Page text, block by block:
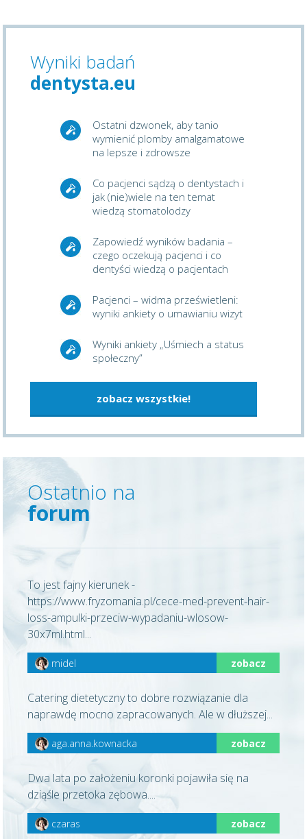
Wyniki badań
dentysta.eu
Ostatni dzwonek, aby tanio
wymienić plomby amalgamatowe
na lepsze i zdrowsze
Co pacjenci sądzą o dentystach i
jak (nie)wiele na ten temat
wiedzą stomatolodzy
Zapowiedź wyników badania –
czego oczekują pacjenci i co
dentyści wiedzą o pacjentach
Pacjenci – widma prześwietleni:
wyniki ankiety o umawianiu wizyt
Wyniki ankiety „Uśmiech a status
społeczny”
zobacz wszystkie!
Ostatnio na
forum
To jest fajny kierunek -
https://www.fryzomania.pl/cece-med-prevent-hair-
loss-ampulki-przeciw-wypadaniu-wlosow-
30x7ml.html...
midel zobacz
Catering dietetyczny to dobre rozwiązanie dla
naprawdę mocno zapracowanych. Ale w dłuższej...
aga.anna.kownacka zobacz
Dwa lata po założeniu koronki pojawiła się na
dziąśle przetoka zębowa....
czaras zobacz